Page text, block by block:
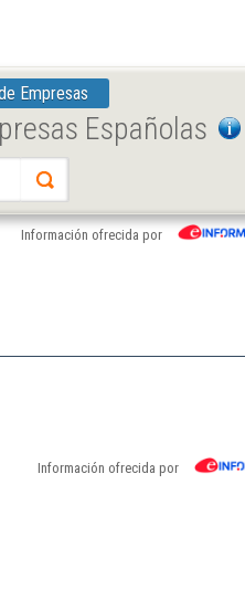
Empresas
Españolas
Información ofrecida por
Información ofrecida por